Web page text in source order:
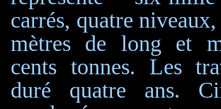
carrés, quatre
mètres de long et
cents tonnes. Les
duré quatre ans.